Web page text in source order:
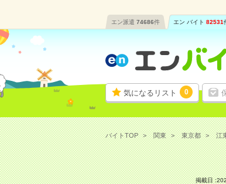
エン派遣 74686件 エン バイト 82531
気になるリスト 0
バイトTOP 関東 東京都 江
掲載日 :